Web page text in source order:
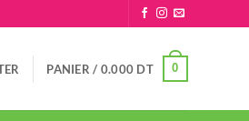
PANIER / 0.000 DT 0